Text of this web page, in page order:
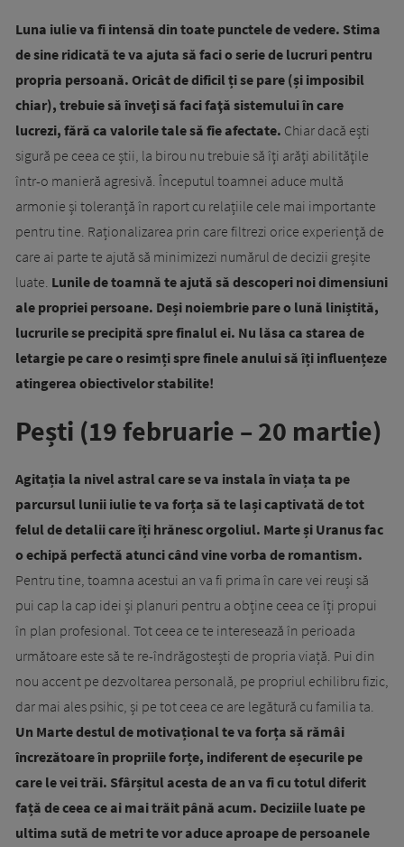
Luna iulie va fi intensă din toate punctele de vedere. Stima
de sine ridicată te va ajuta să faci o serie de lucruri pentru
propria persoană. Oricât de dificil ți se pare (și imposibil
chiar), trebuie să înveţi să faci faţă sistemului în care
lucrezi, fără ca valorile tale să fie afectate. Chiar dacă ești
sigură pe ceea ce știi, la birou nu trebuie să îţi arăţi abilităţile
într-o manieră agresivă. Începutul toamnei aduce multă
armonie și toleranță în raport cu relațiile cele mai importante
pentru tine. Raționalizarea prin care filtrezi orice experiență de
care ai parte te ajută să minimizezi numărul de decizii greșite
luate. Lunile de toamnă te ajută să descoperi noi dimensiuni
ale propriei persoane. Deși noiembrie pare o lună liniștită,
lucrurile se precipită spre finalul ei. Nu lăsa ca starea de
letargie pe care o resimți spre finele anului să îți influențeze
atingerea obiectivelor stabilite!
Pești (19 februarie – 20 martie)
Agitația la nivel astral care se va instala în viața ta pe
parcursul lunii iulie te va forța să te lași captivată de tot
felul de detalii care îți hrănesc orgoliul. Marte și Uranus fac
o echipă perfectă atunci când vine vorba de romantism.
Pentru tine, toamna acestui an va fi prima în care vei reuși să
pui cap la cap idei și planuri pentru a obține ceea ce îți propui
în plan profesional. Tot ceea ce te interesează în perioada
următoare este să te re-îndrăgostești de propria viață. Pui din
nou accent pe dezvoltarea personală, pe propriul echilibru fizic,
dar mai ales psihic, și pe tot ceea ce are legătură cu familia ta.
Un Marte destul de motivațional te va forța să rămâi
încrezătoare în propriile forțe, indiferent de eșecurile pe
care le vei trăi. Sfârșitul acesta de an va fi cu totul diferit
față de ceea ce ai mai trăit până acum. Deciziile luate pe
ultima sută de metri te vor aduce aproape de persoanele